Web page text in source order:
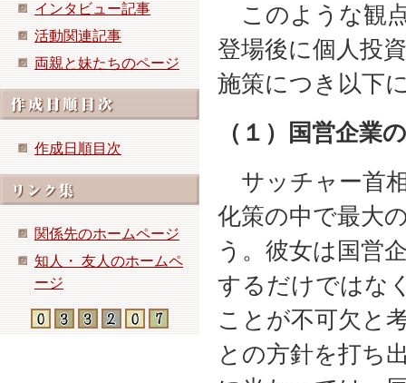
インタビュー記事
活動関連記事
両親と妹たちのページ
作成日順目次
関係先のホームページ
知人・ 友人のホームペ
ージ
このような観
登場後に個人投
施策につき以下
（１）国営企業
サッチャー首
化策の中で最大
う。彼女は国営
するだけではな
ことが不可欠と
との方針を打ち